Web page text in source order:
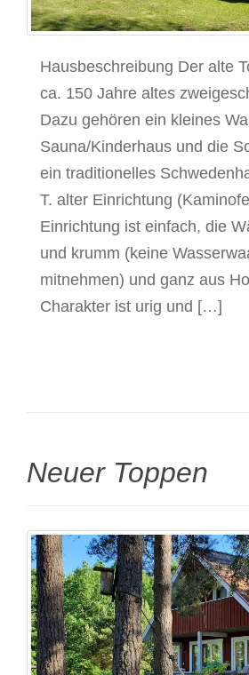
Hausbeschreibung Der alte
ca. 150 Jahre altes
Dazu gehören ein kleines
Sauna/Kinderhaus und die
ein traditionelles
T. alter Einrichtung
Einrichtung ist einfach, die
und krumm (keine
mitnehmen) und ganz aus
Charakter ist urig und […]
Neuer Toppen